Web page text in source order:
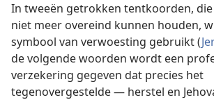
In tweeën getrokken tentkoorden,
niet meer overeind kunnen houden,
symbool van verwoesting gebruikt (
de volgende woorden wordt een
verzekering gegeven dat precies het
tegenovergestelde — herstel en